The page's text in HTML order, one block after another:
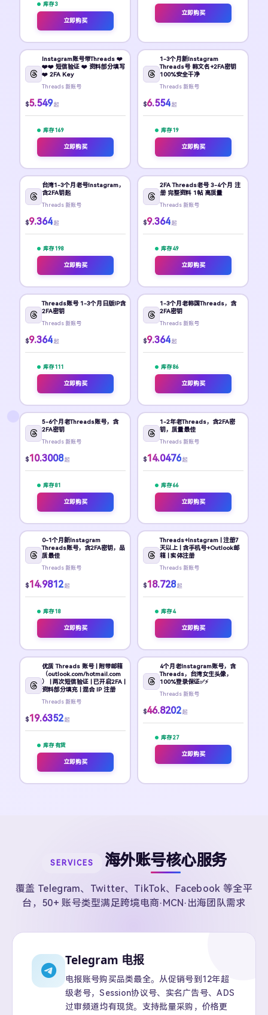
库存 3
立即购买
立即购买
Instagram账号带Threads ❤️
❤️❤️ 短信验证 ❤️ 资料部分填写
❤️ 2FA Key
Threads 新账号
$5.549 起
库存 169
立即购买
1-3个月新Instagram
Threads号 韩文名+2FA密钥
100%安全干净
Threads 新账号
$6.554 起
库存 19
立即购买
台湾1-3个月老号Instagram，
含2FA钥匙
Threads 新账号
$9.364 起
库存 198
立即购买
2FA Threads老号 3-4个月 注
册 完整资料 1帖 高质量
Threads 新账号
$9.364 起
库存 49
立即购买
Threads账号 1-3个月日版IP含
2FA密钥
Threads 新账号
$9.364 起
库存 111
立即购买
1-3个月老韩国Threads，含
2FA密钥
Threads 新账号
$9.364 起
库存 86
立即购买
5-6个月老Threads账号，含
2FA密钥
Threads 新账号
$10.3008 起
库存 81
立即购买
1-2年老Threads，含2FA密
钥，质量最佳
Threads 新账号
$14.0476 起
库存 66
立即购买
0-1个月新Instagram
Threads账号，含2FA密钥，品
质最佳
Threads 新账号
$14.9812 起
库存 18
立即购买
Threads+Instagram | 注册7
天以上 | 含手机号+Outlook邮
箱 | 实体注册
Threads 新账号
$18.728 起
库存 4
立即购买
优质 Threads 账号 | 附带邮箱
（outlook.com/hotmail.com
） | 两次短信验证 | 已开启2FA |
资料部分填充 | 混合 IP 注册
Threads 新账号
$19.6352 起
库存 有货
立即购买
4个月老Instagram账号，含
Threads，台湾女生头像，
100%登录保证✅⚡
Threads 新账号
$46.8202 起
库存 27
立即购买
SERVICES 海外账号核心服务
覆盖 Telegram、Twitter、TikTok、Facebook 等全平
台，50+ 账号类型满足跨境电商·MCN·出海团队需求
Telegram 电报
电报账号购买品类最全。从促销号到12年超
级老号，Session协议号、实名广告号、ADS
过审频道均有现货。支持批量采购，价格更